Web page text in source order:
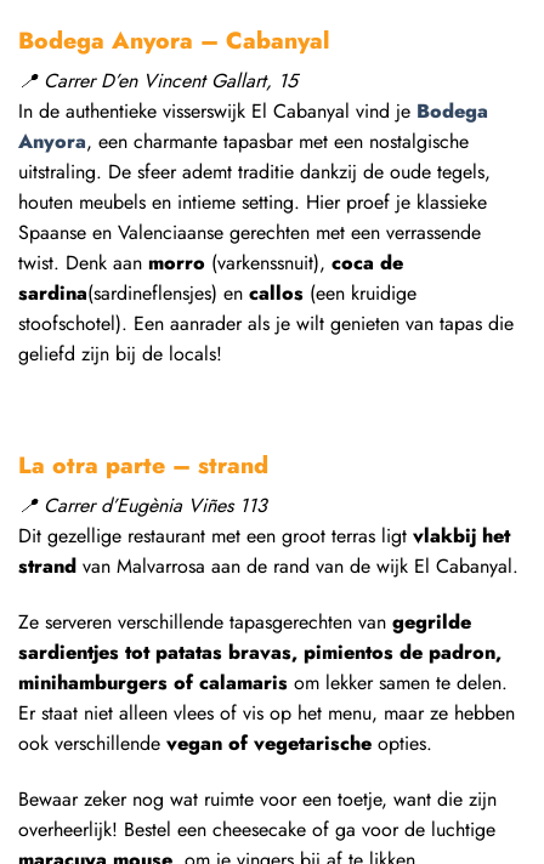
Bodega Anyora – Cabanyal
📍 Carrer D’en Vincent Gallart, 15
In de authentieke visserswijk El Cabanyal vind je Bodega
Anyora, een charmante tapasbar met een nostalgische
uitstraling. De sfeer ademt traditie dankzij de oude tegels,
houten meubels en intieme setting. Hier proef je klassieke
Spaanse en Valenciaanse gerechten met een verrassende
twist. Denk aan morro (varkenssnuit), coca de
sardina(sardineflensjes) en callos (een kruidige
stoofschotel). Een aanrader als je wilt genieten van tapas die
geliefd zijn bij de locals!
La otra parte – strand
📍 Carrer d’Eugènia Viñes 113
Dit gezellige restaurant met een groot terras ligt vlakbij het
strand van Malvarrosa aan de rand van de wijk El Cabanyal.
Ze serveren verschillende tapasgerechten van gegrilde
sardientjes tot patatas bravas, pimientos de padron,
minihamburgers of calamaris om lekker samen te delen.
Er staat niet alleen vlees of vis op het menu, maar ze hebben
ook verschillende vegan of vegetarische opties.
Bewaar zeker nog wat ruimte voor een toetje, want die zijn
overheerlijk! Bestel een cheesecake of ga voor de luchtige